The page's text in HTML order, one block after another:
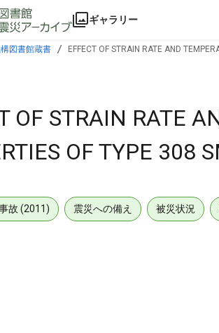
ギャラリー
図書館蔵書 EFFECT OF STRAIN RATE AND
OF STRAIN RATE
OF TYPE 308
故 (2011) 震災への備え 被災状況